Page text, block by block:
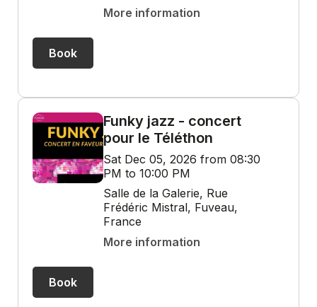
More information
Book
Funky jazz - concert
pour le Téléthon
Sat Dec 05, 2026 from 08:30
PM to 10:00 PM
Salle de la Galerie, Rue
Frédéric Mistral, Fuveau,
France
More information
Book